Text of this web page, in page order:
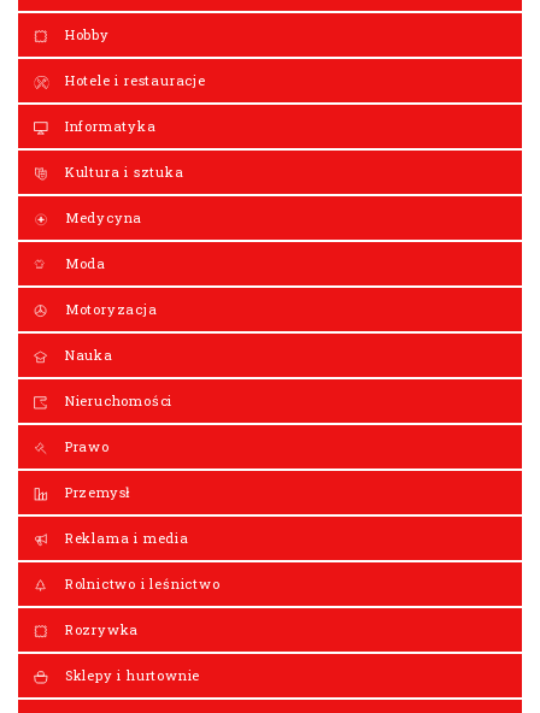
Hobby
Hotele i restauracje
Informatyka
Kultura i sztuka
Medycyna
Moda
Motoryzacja
Nauka
Nieruchomości
Prawo
Przemysł
Reklama i media
Rolnictwo i leśnictwo
Rozrywka
Sklepy i hurtownie